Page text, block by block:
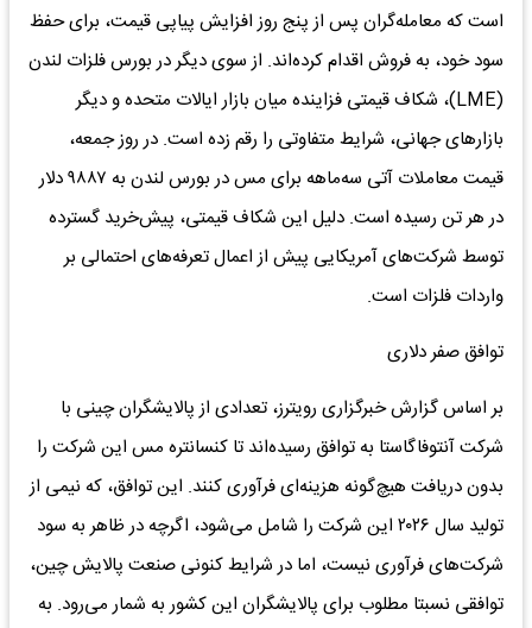
است که معامله‌‌گران پس از پنج روز افزایش پیاپی قیمت، برای حفظ
سود خود، به فروش اقدام کرده‌‌اند. از سوی دیگر در بورس فلزات لندن
(LME)، شکاف قیمتی فزاینده میان بازار ایالات متحده و دیگر
بازارهای جهانی، شرایط متفاوتی را رقم زده است. در روز جمعه،
قیمت معاملات آتی سه‌‌ماهه برای مس در بورس لندن به ۹۸۸۷ دلار
در هر تن رسیده است. دلیل این شکاف قیمتی، پیش‌‌خرید گسترده
توسط شرکت‌های آمریکایی پیش از اعمال تعرفه‌‌های احتمالی بر
واردات فلزات است.
توافق صفر دلاری
بر اساس گزارش خبرگزاری رویترز، تعدادی از پالایشگران چینی با
شرکت آنتوفاگاستا به توافق رسیده‌‌اند تا کنسانتره مس این شرکت را
بدون دریافت هیچ‌گونه هزینه‌‌ای فرآوری کنند. این توافق، که نیمی از
تولید سال ۲۰۲۶ این شرکت را شامل می‌شود، اگرچه در ظاهر به سود
شرکت‌های فرآوری نیست، اما در شرایط کنونی صنعت پالایش چین،
توافقی نسبتا مطلوب برای پالایشگران این کشور به شمار می‌رود. به